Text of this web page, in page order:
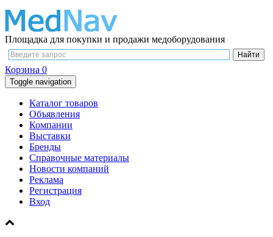
Площадка для покупки и продажи медоборудования
Корзина 0
Toggle navigation
Каталог товаров
Объявления
Компании
Выставки
Бренды
Справочные материалы
Новости компаний
Реклама
Регистрация
Вход